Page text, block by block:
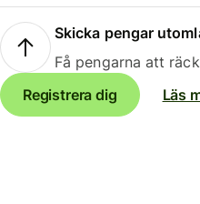
Skicka pengar
Få pengarna att
Registrera dig
Läs